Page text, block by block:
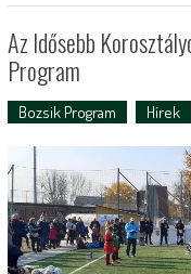
Az Idősebb
Program
Bozsik Program Hírek